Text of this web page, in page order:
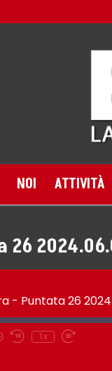
NOI ATTIVITÀ
Mission e Vision
26
- Puntata 26
1x